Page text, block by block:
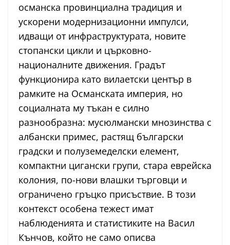
османска провинциална традиция и
ускорени модернизационни импулси,
идващи от инфраструктурата, новите
стопански цикли и църковно-
националните движения. Градът
функционира като вилаетски център в
рамките на Османската империя, но
социалната му тъкан е силно
разнообразна: мусюлмански мнозинства с
албански примес, растящ български
градски и полуземеделски елемент,
компактни цигански групи, стара еврейска
колония, по-нови влашки търговци и
ограничено гръцко присъствие. В този
контекст особена тежест имат
наблюденията и статистиките на Васил
Кънчов, който не само описва